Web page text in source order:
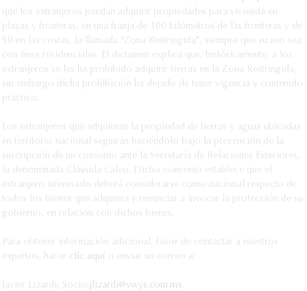
que los extranjeros puedan adquirir propiedades para vivienda en
playas y fronteras, en una franja de 100 kilómetros de las fronteras y de
50 en las costas, la llamada "Zona Restringida", siempre que su uso sea
con fines residenciales. El dictamen explica que, históricamente, a los
extranjeros se les ha prohibido adquirir tierras en la Zona Restringida,
sin embargo dicha prohibición ha dejado de tener vigencia y contenido
práctico.
Los extranjeros que adquieran la propiedad de tierras y aguas ubicadas
en territorio nacional seguirán haciéndolo bajo la prevención de la
suscripción de un convenio ante la Secretaría de Relaciones Exteriores,
la denominada Cláusula Calvo. Dicho convenio establece que el
extranjero interesado deberá considerarse como nacional respecto de
todos los bienes que adquiera y renunciar a invocar la protección de su
gobierno, en relación con dichos bienes.
Para obtener información adicional, favor de contactar a nuestros
expertos, hacer clíc aquí o enviar un correo a:
Javier Lizardi, Socio: jlizardi@vwys.com.mx